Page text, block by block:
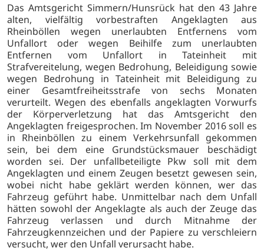
Das Amtsgericht Simmern/Hunsrück hat den 43 Jahre
alten, vielfältig vorbestraften Angeklagten aus
Rheinböllen wegen unerlaubten Entfernens vom
Unfallort oder wegen Beihilfe zum unerlaubten
Entfernen vom Unfallort in Tateinheit mit
Strafvereitelung, wegen Bedrohung, Beleidigung sowie
wegen Bedrohung in Tateinheit mit Beleidigung zu
einer Gesamtfreiheitsstrafe von sechs Monaten
verurteilt. Wegen des ebenfalls angeklagten Vorwurfs
der Körperverletzung hat das Amtsgericht den
Angeklagten freigesprochen. Im November 2016 soll es
in Rheinböllen zu einem Verkehrsunfall gekommen
sein, bei dem eine Grundstücksmauer beschädigt
worden sei. Der unfallbeteiligte Pkw soll mit dem
Angeklagten und einem Zeugen besetzt gewesen sein,
wobei nicht habe geklärt werden können, wer das
Fahrzeug geführt habe. Unmittelbar nach dem Unfall
hätten sowohl der Angeklagte als auch der Zeuge das
Fahrzeug verlassen und durch Mitnahme der
Fahrzeugkennzeichen und der Papiere zu verschleiern
versucht, wer den Unfall verursacht habe.